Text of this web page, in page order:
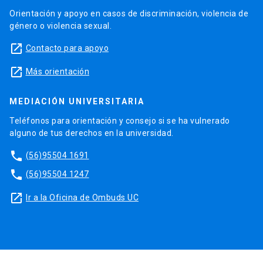
Orientación y apoyo en casos de discriminación, violencia de
género o violencia sexual.
launch Contacto para apoyo
launch Más orientación
MEDIACIÓN UNIVERSITARIA
Teléfonos para orientación y consejo si se ha vulnerado
alguno de tus derechos en la universidad.
phone (56)95504 1691
phone (56)95504 1247
launch Ir a la Oficina de Ombuds UC